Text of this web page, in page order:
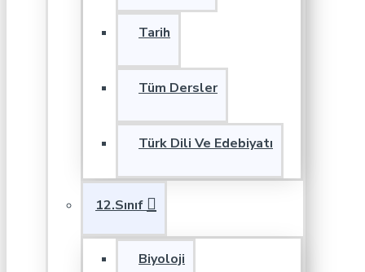
Tarih
Tüm Dersler
Türk Dili Ve Edebiyatı
12.Sınıf
Biyoloji